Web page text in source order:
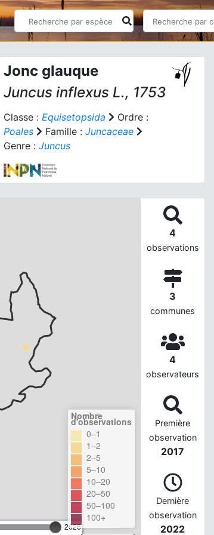
Jonc glauque
Juncus inflexus L., 1753
Classe : Equisetopsida
Ordre :
Poales
Famille : Juncaceae
Genre : Juncus
2026
Nombre
d'observations
0–1
1–2
2–5
5–10
10–20
20–50
50–100
100+
4
observations
3
communes
4
observateurs
Première
observation
2017
Dernière
observation
2022